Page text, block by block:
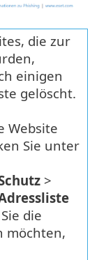
die zur
einigen
gelöscht.
Website
Sie unter
>
die
möchten,